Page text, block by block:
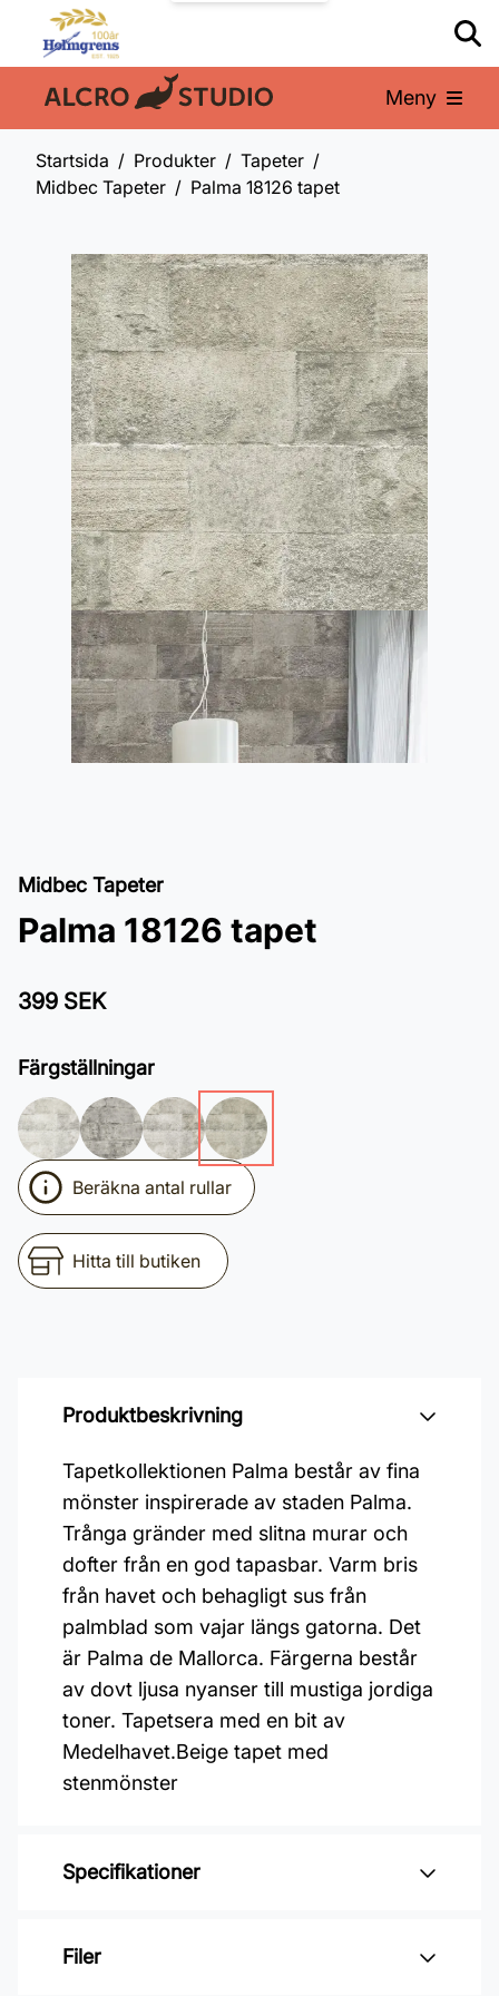
En del av: Meny
Startsida Produkter
Tapeter
Midbec Tapeter
Palma 18126 tapet
Midbec Tapeter
Palma 18126 tapet
399 SEK
Färgställningar
Beräkna antal rullar
Hitta till butiken
Produktbeskrivning
Tapetkollektionen Palma består av fina
mönster inspirerade av staden Palma.
Trånga gränder med slitna murar och
dofter från en god tapasbar. Varm bris
från havet och behagligt sus från
palmblad som vajar längs gatorna. Det
är Palma de Mallorca. Färgerna består
av dovt ljusa nyanser till mustiga jordiga
toner. Tapetsera med en bit av
Medelhavet.Beige tapet med
stenmönster
Specifikationer
Varumärke: Midbec Tapeter
Filer